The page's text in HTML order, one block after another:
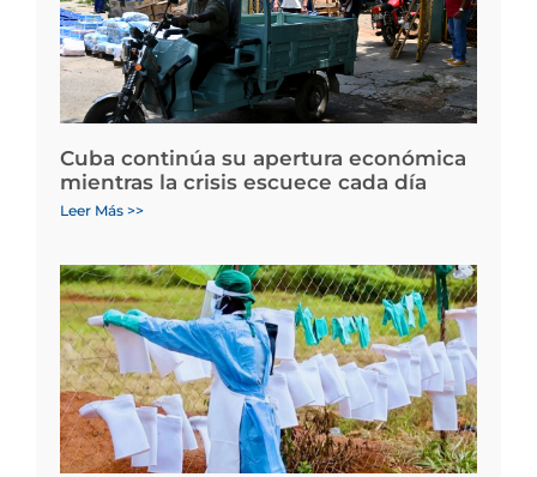
Cuba continúa su apertura económica
mientras la crisis escuece cada día
Leer Más >>